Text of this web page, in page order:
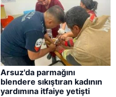
Arsuz'da parmağını
blendere sıkıştıran kadının
yardımına itfaiye yetişti